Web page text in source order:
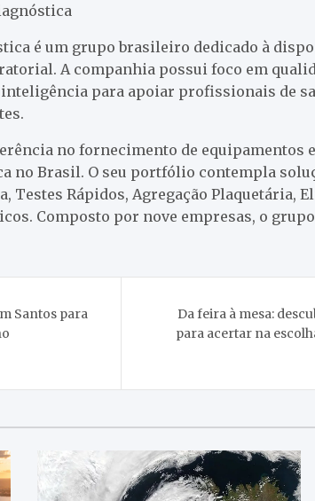
é um grupo brasileiro dedicado à
A companhia possui foco em
para apoiar profissionais de
no fornecimento de equipamentos
no Brasil. O seu portfólio contempla
Testes Rápidos, Agregação Plaquetária,
Composto por nove empresas, o
Santos para
Da feira à mesa:
para acertar na